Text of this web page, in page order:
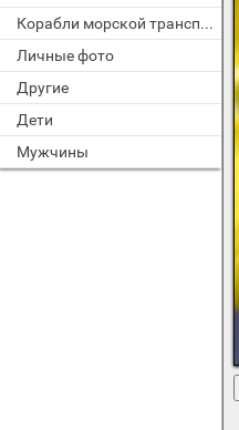
Корабли морской транспорт
Личные фото
Другие
Дети
Мужчины